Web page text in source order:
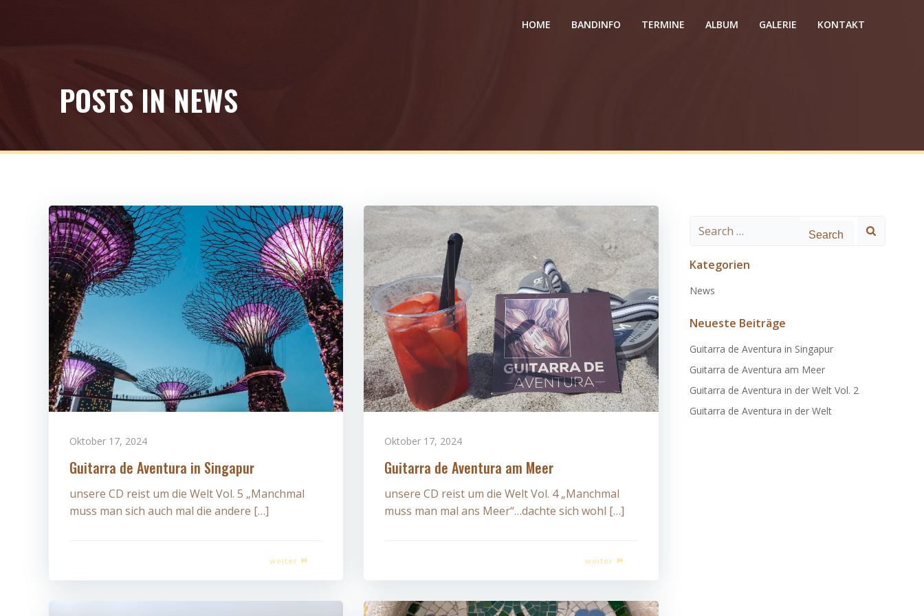
HOME BANDINFO TERMINE ALBUM GALERIE KONTAKT
POSTS IN NEWS
Oktober 17, 2024
Guitarra de Aventura in Singapur
unsere CD reist um die Welt Vol. 5 „Manchmal
muss man sich auch mal die andere […]
weiter
Oktober 17, 2024
Guitarra de Aventura am Meer
unsere CD reist um die Welt Vol. 4 „Manchmal
muss man mal ans Meer“…dachte sich wohl […]
weiter
Search
Kategorien
News
Neueste Beiträge
Guitarra de Aventura in Singapur
Guitarra de Aventura am Meer
Guitarra de Aventura in der Welt Vol. 2
Guitarra de Aventura in der Welt